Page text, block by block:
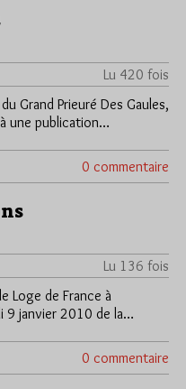
Lu 420 fois
Grand Prieuré Des Gaules,
une publication…
0 commentaire
Lu 136 fois
Loge de France à
9 janvier 2010 de la…
0 commentaire